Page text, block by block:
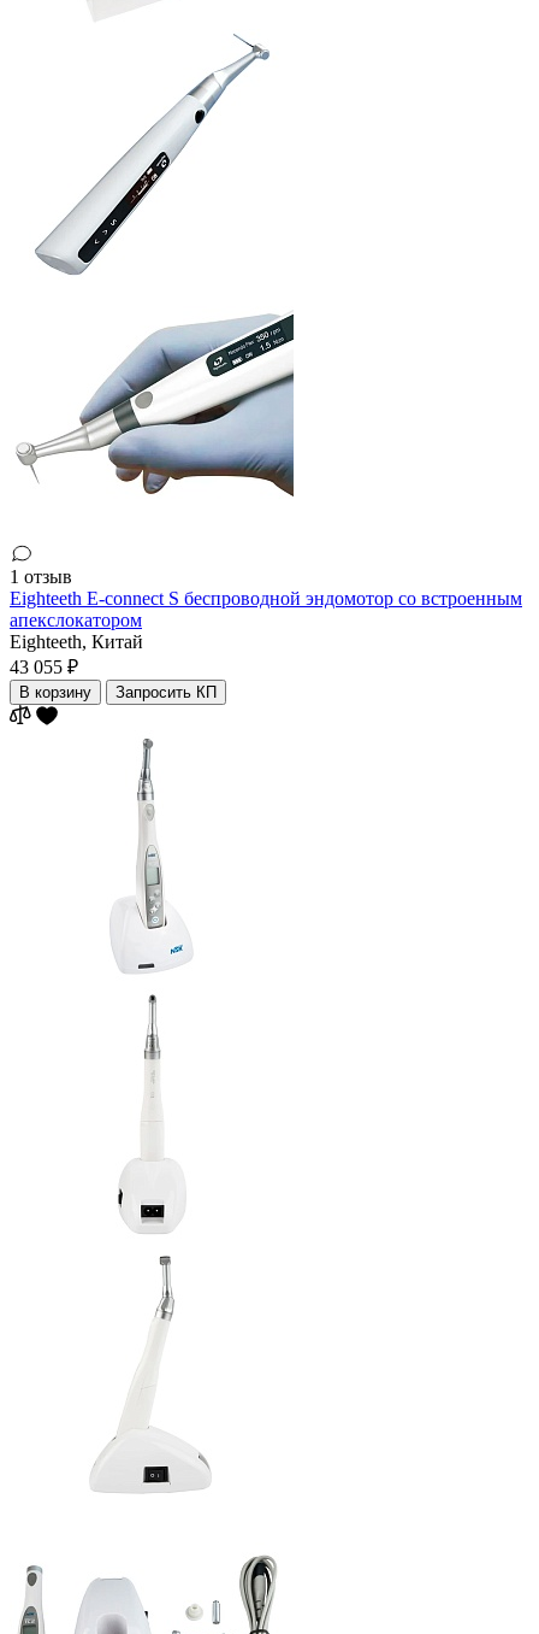
1 отзыв
Eighteeth E-connect S беспроводной эндомотор со встроенным
апекслокатором
Eighteeth, Китай
43 055 ₽
В корзину Запросить КП